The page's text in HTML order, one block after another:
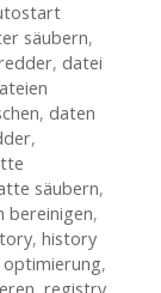
säubern,
, datei
, daten
,
säubern,
bereinigen,
, history
optimierung,